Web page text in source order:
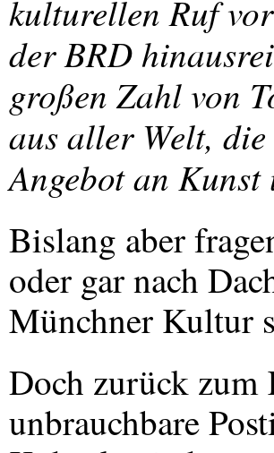
kulturellen Ruf
derBRD
großen Zahl von
aus aller Welt,
Angebot an
Bislang aber
oder gar nach
Münchner Kultur
Doch zurück
unbrauchbare